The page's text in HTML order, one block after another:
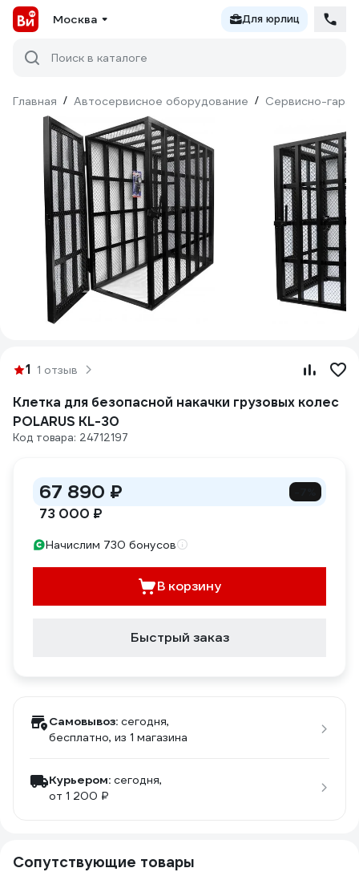
Москва Для юрлиц
Поиск в каталоге
Главная / Автосервисное оборудование / Сервисно-
1 1 отзыв
Клетка для безопасной накачки грузовых колес
POLARUS KL-30
Код товара: 24712197
67 890 ₽
73 000 ₽
Начислим 730 бонусов
В корзину
Быстрый заказ
Самовывоз: сегодня,
бесплатно, из 1 магазина
Курьером: сегодня,
от 1 200 ₽
Сопутствующие товары